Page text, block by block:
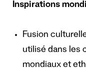
Inspirations
Fusion
utilisé dans les
mondiaux et